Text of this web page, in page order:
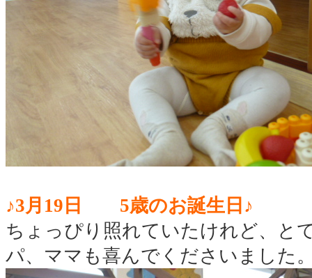
♪3月19日 5歳のお誕生日♪
ちょっぴり照れていたけれど、と
パ、ママも喜んでくださいました